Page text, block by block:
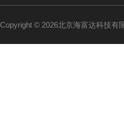
Copyright © 2026北京海富达科技